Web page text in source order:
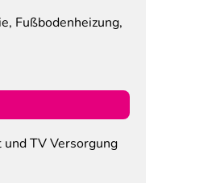
Fußbodenheizung,
TV Versorgung